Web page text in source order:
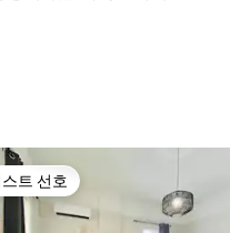
트 선호
트 선호